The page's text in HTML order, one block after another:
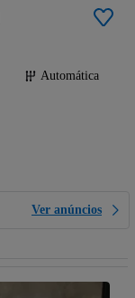
Automática
Ver anúncios